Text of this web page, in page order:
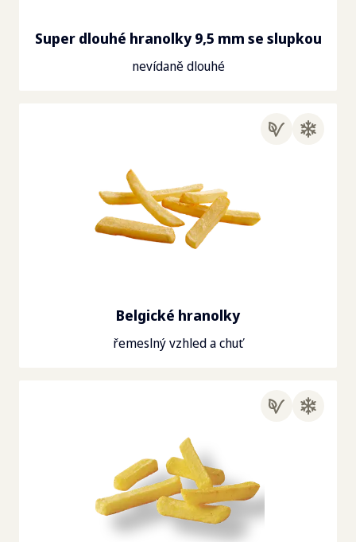
Super dlouhé hranolky 9,5 mm se slupkou
nevídaně dlouhé
Belgické hranolky
řemeslný vzhled a chuť